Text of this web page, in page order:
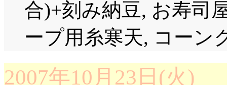
は違うかも。だから,
うのは常に心構えが
なるよね, それは。「
繋げる言葉。昨日を
RPGリプレイ第3部)
止まりません。
通りかかった斑色の
みを持っていそうな
点。「2回も改竄し
ないっぷりが素敵
点), ケイコひゃくて
合)+刻み納豆, お寿司
ープ用糸寒天, コーン
2007年10月23日(火)